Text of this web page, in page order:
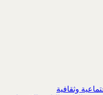
وثقافية